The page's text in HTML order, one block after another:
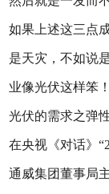
如果上述这三点
是天灾，不如说
业像光伏这样笨！
光伏的需求之弹
在央视《对话》
通威集团董事局